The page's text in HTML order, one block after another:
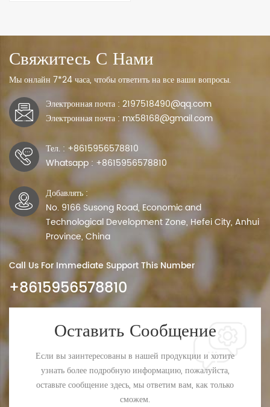
сортировке кешью.
Сортировщик кешью
Mihoshi по цвету,
разработанный специально
для переработки кешью,
использует передовую
оптическую технологию,
риса, чтобы
экономическую выгоду от
машин для сортировки по
цвету. Приложение С...
Свяжитесь С Нами
Мы онлайн 7*24 часа, чтобы ответить на все ваши вопросы.
Электронная почта : 2197518490@qq.com
Электронная почта : mx58168@gmail.com
Тел. : +8615956578810
Whatsapp : +8615956578810
Добавлять :
No. 9166 Susong Road, Economic and
Technological Development Zone, Hefei City, Anhui
Province, China
Call Us For Immediate Support This Number
+8615956578810
Оставить Сообщение
Если вы заинтересованы в нашей продукции и хотите
узнать более подробную информацию, пожалуйста,
оставьте сообщение здесь, мы ответим вам, как только
сможем.